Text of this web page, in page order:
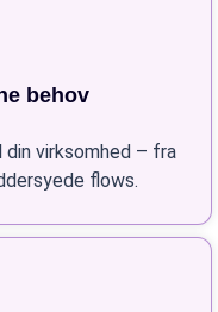
behov
din virksomhed – fra
flows.